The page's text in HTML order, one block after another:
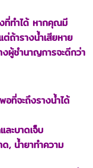
งที่ทำได้ หากคุณมี
ถ้ารางน้ำเสียหาย
ผู้ชำนาญการจะดีกว่า
อที่จะถึงรางน้ำได้
ะบาดเจ็บ
, น้ำยาทำความ